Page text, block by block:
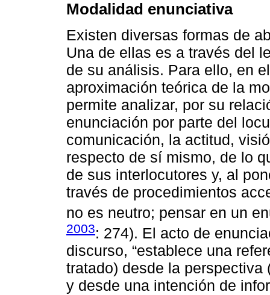
Modalidad enunciativa
Existen diversas formas de
Una de ellas es a través del
de su análisis. Para ello, en
aproximación teórica de la
permite analizar, por su
enunciación por parte del
comunicación, la actitud,
respecto de sí mismo, de lo
de sus interlocutores y, al
través de procedimientos
no es neutro; pensar en un
2003: 274). El acto de
discurso, “establece una
tratado) desde la
y desde una intención de